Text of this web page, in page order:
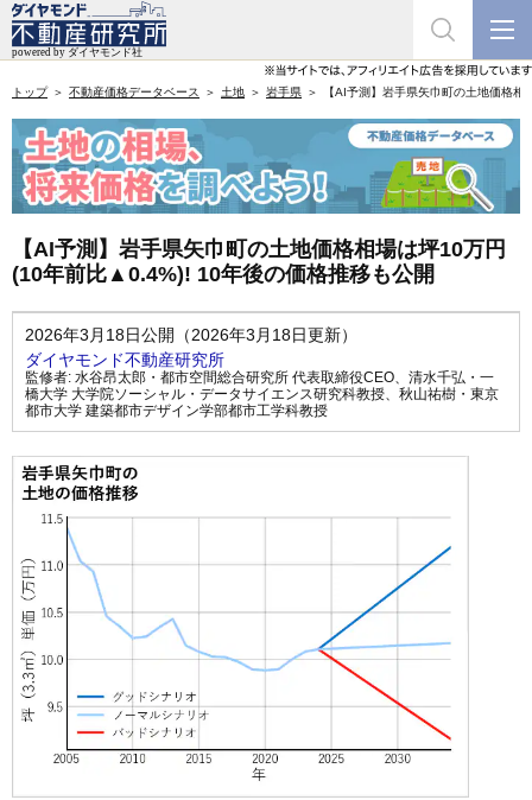
トップ 不動産価格データベース 土地 岩手県 【AI予測】岩手県矢巾町の土地価格
【AI予測】岩手県矢巾町の土地価格相場は坪10万円
(10年前比▲0.4%)! 10年後の価格推移も公開
2026年3月18日公開（2026年3月18日更新）
ダイヤモンド不動産研究所
監修者: 水谷昂太郎・都市空間総合研究所 代表取締役CEO、 清水千弘・一
橋大学 大学院ソーシャル・データサイエンス研究科教授、 秋山祐樹・東京
都市大学 建築都市デザイン学部都市工学科教授